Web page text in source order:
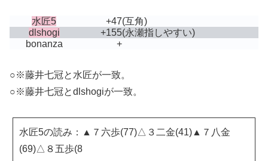
水匠5 +47(互角)
dlshogi
+155(永瀬指しやすい)
bonanza
+
○※藤井七冠と水匠が一致。
○※藤井七冠とdlshogiが一致。
水匠5の読み：▲７六歩(77)△３二金(41)▲７八金
(69)△８五歩(8